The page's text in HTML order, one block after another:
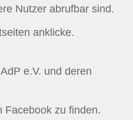
Nutzer abrufbar sind.
anklicke.
e.V. und deren
Facebook zu finden.